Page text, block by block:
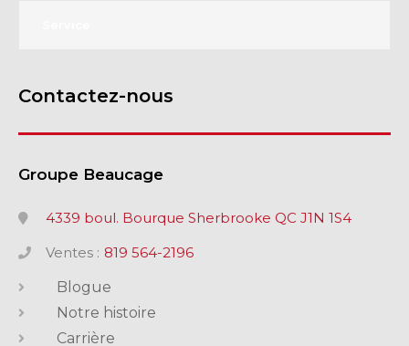
Contactez-nous
Groupe Beaucage
4339 boul. Bourque Sherbrooke QC J1N 1S4
Ventes : 819 564-2196
Blogue
Notre histoire
Carrière